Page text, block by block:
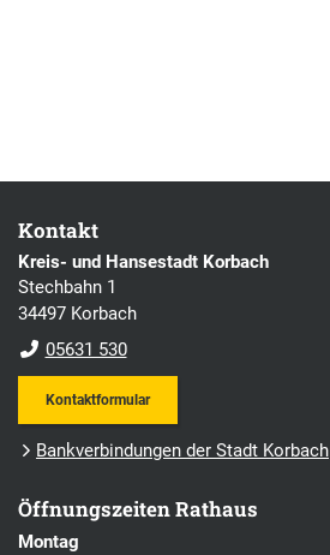
Kontakt
Kreis- und Hansestadt Korbach
Stechbahn 1
34497 Korbach
05631 530
Kontaktformular
Bankverbindungen der Stadt Korbach
Öffnungszeiten Rathaus
Montag